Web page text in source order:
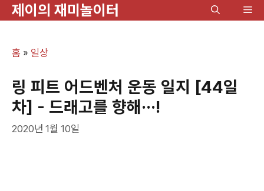
제이의 재미놀이터
메
홈 » 일상
링 피트 어드벤처 운동 일지 [44일
차] - 드래고를 향해…!
2020년 1월 10일